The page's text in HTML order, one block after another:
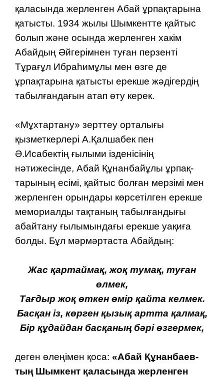
қаласында жерленген Абай ұрпақтарына
қатысты. 1934 жылы Шымкентте қайтыс
болып және осында жерленген хакім
Абайдың Әйгерімнен туған перзенті
Тұрағұл Ибраһимұлы мен өзге де
ұрпақтарына қатысты ерекше жәдігердің
табылғандағын атап өту керек.
«Мұхтартану» зерттеу орта­лы­ғы
қызметкерлері А.Қалшабек пен
Ә.Исабектің ғылыми ізденісі­нің
нәтижесінде, Абай Құнанбайұлы ұрпақ­
тарының есімі, қайтыс болған мерзімі мен
жерленген орындары көрсетілген ерекше
мемориалды тақтаның табылғанды­ғы
абайтану ғылымындағы ерекше уақиға
болды. Бұл мәрмәртаста Абайдың:
Жас қартаймақ, жоқ тумақ, туған
өлмек,
Тағдыр жоқ өткен өмір қайта келмек.
Басқан із, көрген қызық артта қалмақ,
Бір құдайдан басқаның бәрі өзгермек,
деген өлеңімен қоса: «Абай Құнанбаев­
тың Шымкент қаласында жерленген